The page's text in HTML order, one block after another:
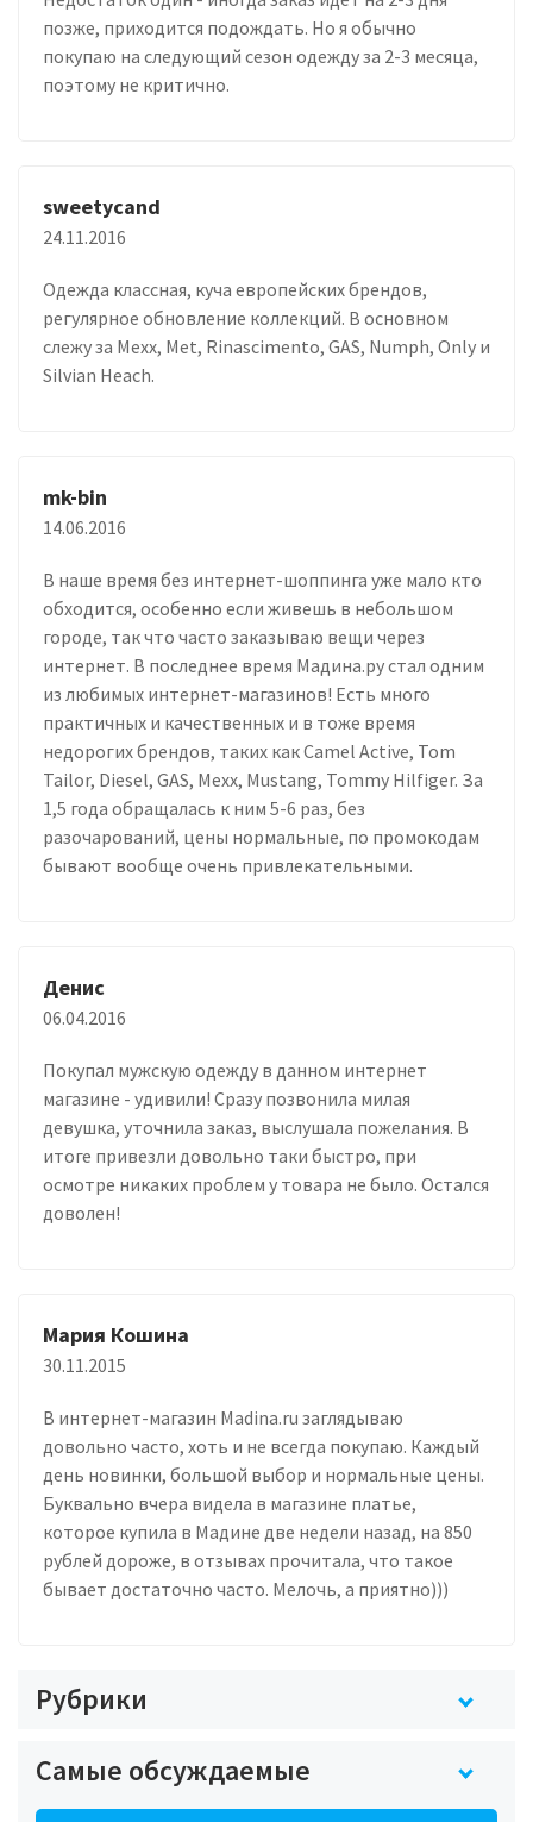
позже, приходится подождать. Но я обычно
покупаю на следующий сезон одежду за 2-3 месяца,
поэтому не критично.
sweetycand
24.11.2016
Одежда классная, куча европейских брендов,
регулярное обновление коллекций. В основном
слежу за Mexx, Met, Rinascimento, GAS, Numph, Only и
Silvian Heach.
mk-bin
14.06.2016
В наше время без интернет-шоппинга уже мало кто
обходится, особенно если живешь в небольшом
городе, так что часто заказываю вещи через
интернет. В последнее время Мадина.ру стал одним
из любимых интернет-магазинов! Есть много
практичных и качественных и в тоже время
недорогих брендов, таких как Camel Active, Tom
Tailor, Diesel, GAS, Mexx, Mustang, Tommy Hilfiger. За
1,5 года обращалась к ним 5-6 раз, без
разочарований, цены нормальные, по промокодам
бывают вообще очень привлекательными.
Денис
06.04.2016
Покупал мужскую одежду в данном интернет
магазине - удивили! Сразу позвонила милая
девушка, уточнила заказ, выслушала пожелания. В
итоге привезли довольно таки быстро, при
осмотре никаких проблем у товара не было. Остался
доволен!
Мария Кошина
30.11.2015
В интернет-магазин Madina.ru заглядываю
довольно часто, хоть и не всегда покупаю. Каждый
день новинки, большой выбор и нормальные цены.
Буквально вчера видела в магазине платье,
которое купила в Мадине две недели назад, на 850
рублей дороже, в отзывах прочитала, что такое
бывает достаточно часто. Мелочь, а приятно)))
Рубрики
Самые обсуждаемые